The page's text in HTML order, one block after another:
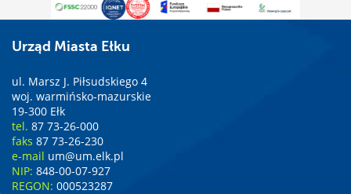
Urząd Miasta Ełku
ul. Marsz J. Piłsudskiego 4
woj. warmińsko-mazurskie
19-300 Ełk
tel. 87 73-26-000
faks 87 73-26-230
e-mail um@um.elk.pl
NIP: 848-00-07-927
REGON: 000523287